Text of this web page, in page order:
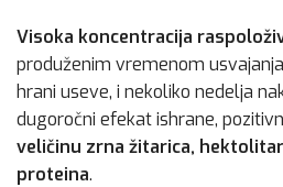
Visoka koncentracija
produženim vremenom
hrani useve, i nekoliko nedelja
dugoročni efekat ishrane,
veličinu zrna žitarica,
proteina.